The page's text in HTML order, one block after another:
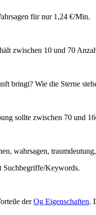
für nur 1,24 €/Min.
zwischen 10 und 70
bringt? Wie die Sterne
sollte zwischen 70 und
wahrsagen,
Suchbegriffe/Keywords.
derOg Eigenschaften.